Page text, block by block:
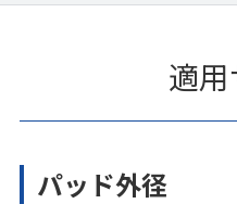
適
パッド外径